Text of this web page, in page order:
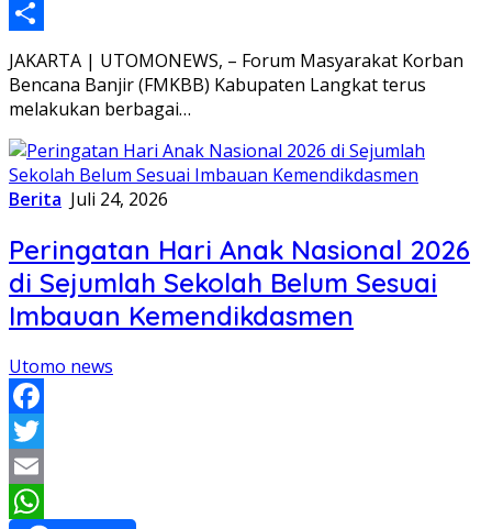
Share
JAKARTA | UTOMONEWS, – Forum Masyarakat Korban
Bencana Banjir (FMKBB) Kabupaten Langkat terus
melakukan berbagai…
Berita Juli 24, 2026
Peringatan Hari Anak Nasional 2026
di Sejumlah Sekolah Belum Sesuai
Imbauan Kemendikdasmen
Utomo news
Facebook
Twitter
Email